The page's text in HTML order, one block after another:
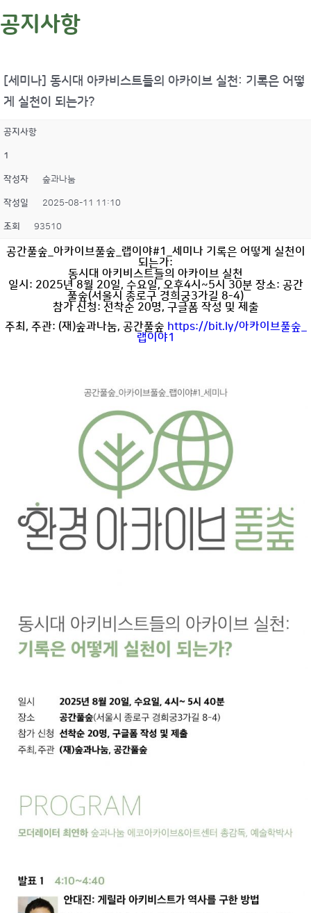
공지사항
[세미나] 동시대 아카비스트들의 아카이브 실천: 기록은 어떻
게 실천이 되는가?
공지사항
1
작성자 숲과나눔
작성일 2025-08-11 11:10
조회 93510
공간풀숲_아카이브풀숲_랩이야#1_세미나 기록은 어떻게 실천이
되는가:
동시대 아키비스트들의 아카이브 실천
일시: 2025년 8월 20일, 수요일, 오후4시~5시 30분 장소: 공간
풀숲(서울시 종로구 경희궁3가길 8-4)
참가 신청: 선착순 20명, 구글폼 작성 및 제출
주최, 주관: (재)숲과나눔, 공간풀숲 https://bit.ly/아카이브풀숲_
랩이야1